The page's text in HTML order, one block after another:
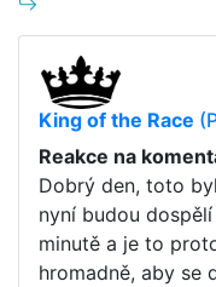
King of the Race
Reakce na
Dobrý den, toto
nyní budou
minutě a je to
hromadně, aby se